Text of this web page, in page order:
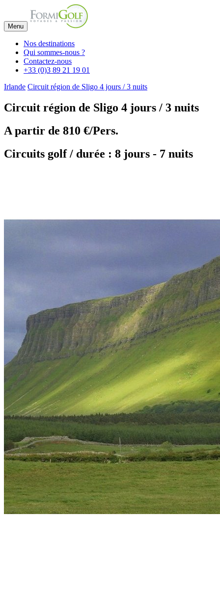
Menu
Nos destinations
Qui sommes-nous ?
Contactez-nous
+33 (0)3 89 21 19 01
Irlande Circuit région de Sligo 4 jours / 3 nuits
Circuit région de Sligo 4 jours / 3 nuits
A partir de 810 €/Pers.
Circuits golf / durée : 8 jours - 7 nuits